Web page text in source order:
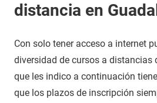
distancia en
Con solo tener acceso a internet
diversidad de cursos a distancias
que les indico a continuación
que los plazos de inscripción